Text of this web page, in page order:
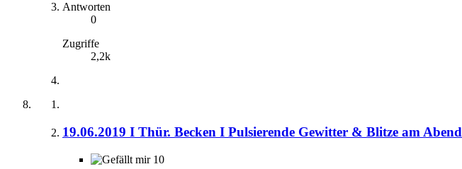
Antworten
0
Zugriffe
2,2k
19.06.2019 I Thür. Becken I Pulsierende Gewitter & Blitze am Abend
10